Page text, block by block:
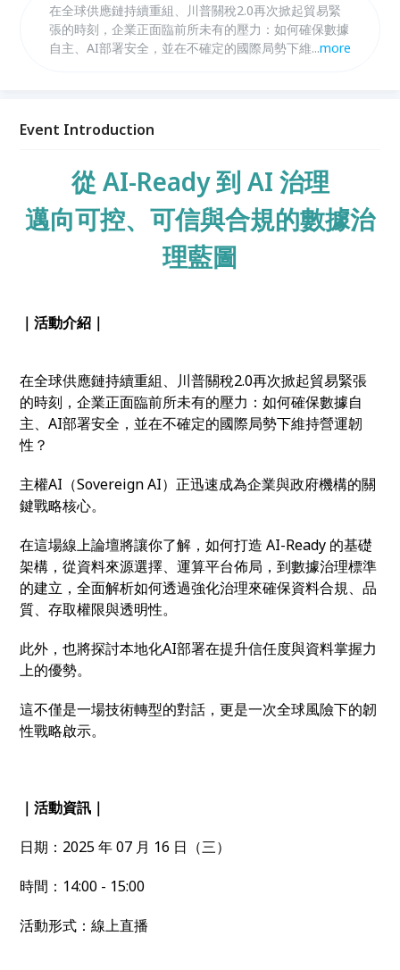
在全球供應鏈持續重組、川普關稅2.0再次掀起貿易緊
張的時刻，企業正面臨前所未有的壓力：如何確保數據
自主、AI部署安全，並在不確定的國際局勢下維持營運
擇、運算平台佈局，到數據治理標準的建立，全面解析
...more
Event Introduction
從 AI-Ready 到 AI 治理
邁向可控、可信與合規的數據治
理藍圖
｜活動介紹｜
在全球供應鏈持續重組、川普關稅2.0再次掀起貿易緊張
的時刻，企業正面臨前所未有的壓力：如何確保數據自
主、AI部署安全，並在不確定的國際局勢下維持營運韌
性？
主權AI（Sovereign AI）正迅速成為企業與政府機構的關
鍵戰略核心。
在這場線上論壇將讓你了解，如何打造 AI-Ready 的基礎
架構，從資料來源選擇、運算平台佈局，到數據治理標準
的建立，全面解析如何透過強化治理來確保資料合規、品
質、存取權限與透明性。
此外，也將探討本地化AI部署在提升信任度與資料掌握力
上的優勢。
這不僅是一場技術轉型的對話，更是一次全球風險下的韌
性戰略啟示。
｜活動資訊｜
日期：2025 年 07 月 16 日（三）
時間：14:00 - 15:00
活動形式：線上直播